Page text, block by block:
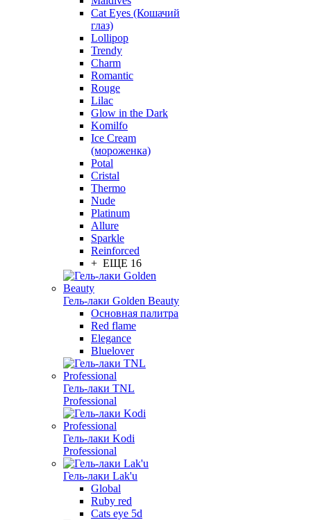
Cat Eyes (Кошачий
глаз)
Lollipop
Trendy
Charm
Romantic
Rouge
Lilac
Glow in the Dark
Komilfo
Ice Cream
(мороженка)
Potal
Cristal
Thermo
Nude
Platinum
Allure
Sparkle
Reinforced
+ ЕЩЕ 16
Гель-лаки Golden Beauty
Основная палитра
Red flame
Elegance
Bluelover
Гель-лаки TNL
Professional
Гель-лаки Kodi
Professional
Гель-лаки Lak'u
Global
Ruby red
Cats eye 5d